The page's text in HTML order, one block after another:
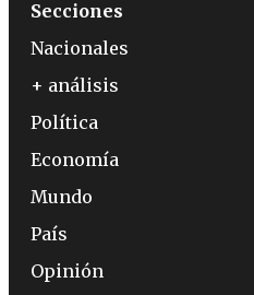
Secciones
Nacionales
+ análisis
Política
Economía
Mundo
País
Opinión